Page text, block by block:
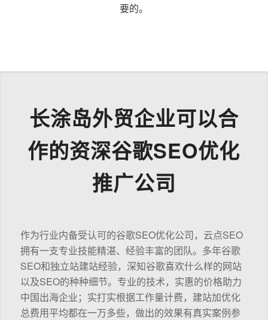
要的。
长涂岛外贸企业可以合
作的资深谷歌SEO优化
推广公司
作为行业内备受认可的谷歌SEO优化公司，云点SEO
拥有一支专业技能精湛、经验丰富的团队。多年谷歌
SEO和独立站建站经验，深知谷歌喜欢什么样的网站
以及SEO的种种细节。专业的技术，实惠的价格助力
中国出海企业；实打实根据工作量计费，建站加优化
总费用平均都在一万多些，做出的效果有真实案例参